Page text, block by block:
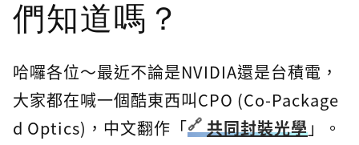
們知道嗎？
哈囉各位～最近不論是NVIDIA還是台積電，
大家都在喊一個酷東西叫CPO (Co-Package
d Optics)，中文翻作「
共同封裝光學」。